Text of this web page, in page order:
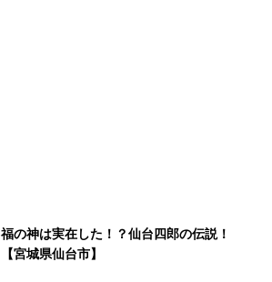
福の神は実在した！？仙台四郎の伝説！
【宮城県仙台市】